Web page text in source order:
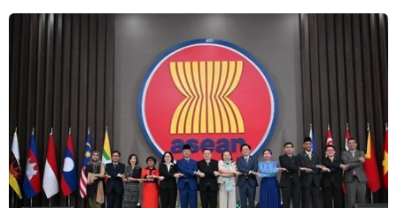
Kiểm soát rác thải từ nguồn - Giải
pháp bảo vệ kênh rạch TP Hồ Chí
Minh trong mùa mưa
Miền Bắc giảm mưa từ đêm
nay, cuối tuần chuyển nắng nóng
07/08/2026 04:41